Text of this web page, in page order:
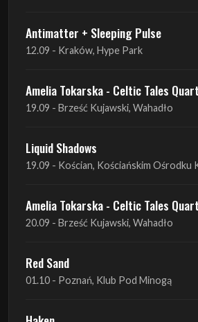
Amelia Tokarska - Celtic Tales
19.09 - Brześć Kujawski, Wahadło
Liquid Shadows
19.09 - Kościan, Kościańskim Ośrodku
Amelia Tokarska - Celtic Tales
20.09 - Brześć Kujawski, Wahadło
Red Sand
Haken
Heretoir + Unreqvited + Nidare